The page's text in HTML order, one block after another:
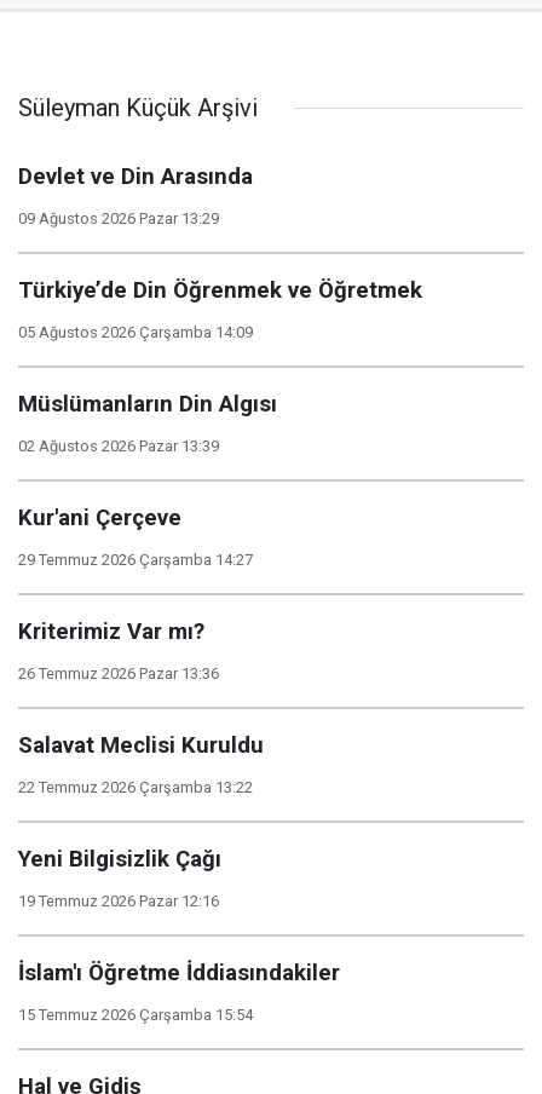
Süleyman Küçük Arşivi
Devlet ve Din Arasında
09 Ağustos 2026 Pazar 13:29
Türkiye’de Din Öğrenmek ve Öğretmek
05 Ağustos 2026 Çarşamba 14:09
Müslümanların Din Algısı
02 Ağustos 2026 Pazar 13:39
Kur'ani Çerçeve
29 Temmuz 2026 Çarşamba 14:27
Kriterimiz Var mı?
26 Temmuz 2026 Pazar 13:36
Salavat Meclisi Kuruldu
22 Temmuz 2026 Çarşamba 13:22
Yeni Bilgisizlik Çağı
19 Temmuz 2026 Pazar 12:16
İslam'ı Öğretme İddiasındakiler
15 Temmuz 2026 Çarşamba 15:54
Hal ve Gidiş